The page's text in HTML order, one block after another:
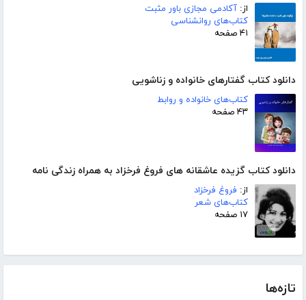
از: آکادمی مجازی باور مثبت
کتاب‌های روانشناسی
۴۱ صفحه
دانلود کتاب گفتارهای خانواده و زناشویی
کتاب‌های خانواده و روابط
۴۳ صفحه
دانلود کتاب گزیده عاشقانه های فروغ فرخزاد به همراه زندگی نامه
از: فروغ فرخزاد
کتاب‌های شعر
۱۷ صفحه
تازه‌ها